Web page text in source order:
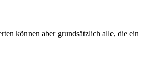
können aber grundsätzlich alle, die ein